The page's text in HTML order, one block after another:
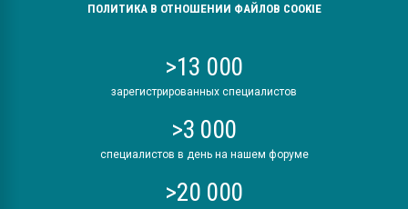
ПОЛИТИКА В ОТНОШЕНИИ ФАЙЛОВ COOKIE
>13 000
зарегистрированных специалистов
>3 000
специалистов в день на нашем форуме
>20 000